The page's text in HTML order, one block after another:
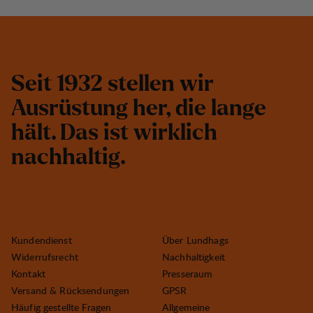
Seit 1932 stellen wir
Ausrüstung her, die lange
hält. Das ist wirklich
nachhaltig.
Kundendienst
Widerrufsrecht
Kontakt
Versand & Rücksendungen
Häufig gestellte Fragen
Über Lundhags
Nachhaltigkeit
Presseraum
GPSR
Allgemeine